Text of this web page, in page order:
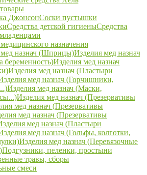
ДжонсонСоски пустышки
Средства детской гигиеныСредства
назначения
мед назнач (Шприцы)Изделия мед назнач
беременность)Изделия мед назнач
Изделия мед назнач (Пластыри
мед назнач (Горчишники,
Изделия мед назнач (Маски,
Изделия мед назнач (Презервативы
мед назнач (Презервативы
мед назнач (Презервативы
мед назнач (Пластыри
мед назнач (Гольфы, колготки,
Изделия мед назнач (Перевязочные
Подгузники, пеленки, простыни
травы, сборы
смеси